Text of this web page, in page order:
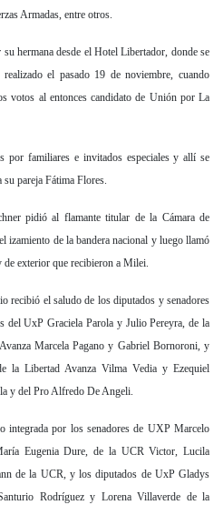
Armadas, entre otros.
hermana desde el Hotel Libertador, donde se
el pasado 19 de noviembre, cuando
votos al entonces candidato de Unión por La
por familiares e invitados especiales y allí se
pareja Fátima Flores.
pidió al flamante titular de la Cámara de
izamiento de la bandera nacional y luego llamó
exterior que recibieron a Milei.
recibió el saludo de los diputados y senadores
del UxP Graciela Parola y Julio Pereyra, de la
Marcela Pagano y Gabriel Bornoroni, y
la Libertad Avanza Vilma Vedia y Ezequiel
y del Pro Alfredo De Angeli.
integrada por los senadores de UXP Marcelo
Eugenia Dure, de la UCR Victor, Lucila
de la UCR, y los diputados de UxP Gladys
Rodríguez y Lorena Villaverde de la